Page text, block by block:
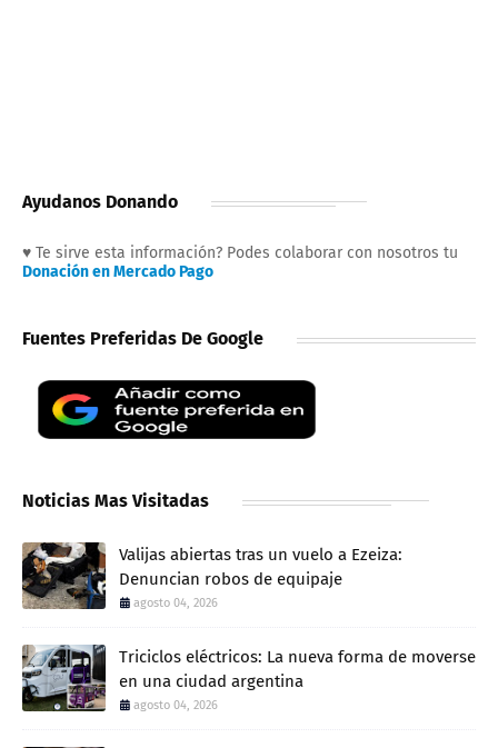
Ayudanos Donando
♥ Te sirve esta información? Podes colaborar con nosotros tu
Donación en Mercado Pago
Fuentes Preferidas De Google
Noticias Mas Visitadas
Valijas abiertas tras un vuelo a Ezeiza:
Denuncian robos de equipaje
agosto 04, 2026
Triciclos eléctricos: La nueva forma de moverse
en una ciudad argentina
agosto 04, 2026